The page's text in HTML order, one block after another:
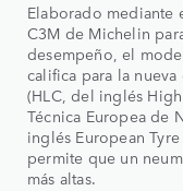
Elaborado mediante
C3M de Michelin
desempeño, el
califica para la
(HLC, del inglés
Técnica Europea de
inglés European
permite que un
más altas.